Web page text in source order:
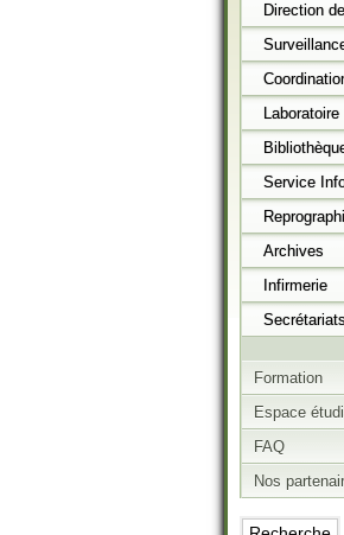
Direction
Laboratoire
Service
Archives
Infirmerie
Secrétariats
Formation
Espace
FAQ
Nos